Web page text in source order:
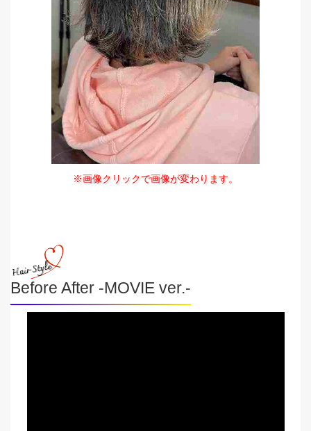
※画像クリックで画像が変わります。
Before After -MOVIE ver.-